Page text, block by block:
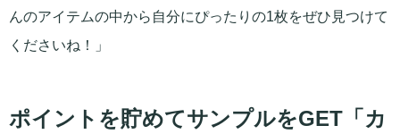
んのアイテムの中から自分にぴったりの1枚をぜひ見つけて
くださいね！」
ポイントを貯めてサンプルをGET「カ